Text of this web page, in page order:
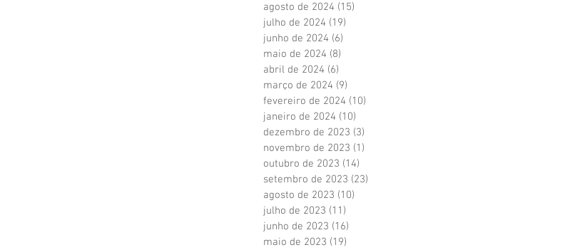
agosto de 2024 (15)
julho de 2024 (19)
junho de 2024 (6)
maio de 2024 (8)
abril de 2024 (6)
março de 2024 (9)
fevereiro de 2024 (10)
janeiro de 2024 (10)
dezembro de 2023 (3)
novembro de 2023 (1)
outubro de 2023 (14)
setembro de 2023 (23)
agosto de 2023 (10)
julho de 2023 (11)
junho de 2023 (16)
maio de 2023 (19)